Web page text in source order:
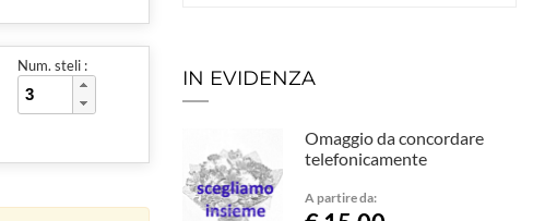
Num. steli :
IN EVIDENZA
Omaggio da concordare
telefonicamente
A partire da: